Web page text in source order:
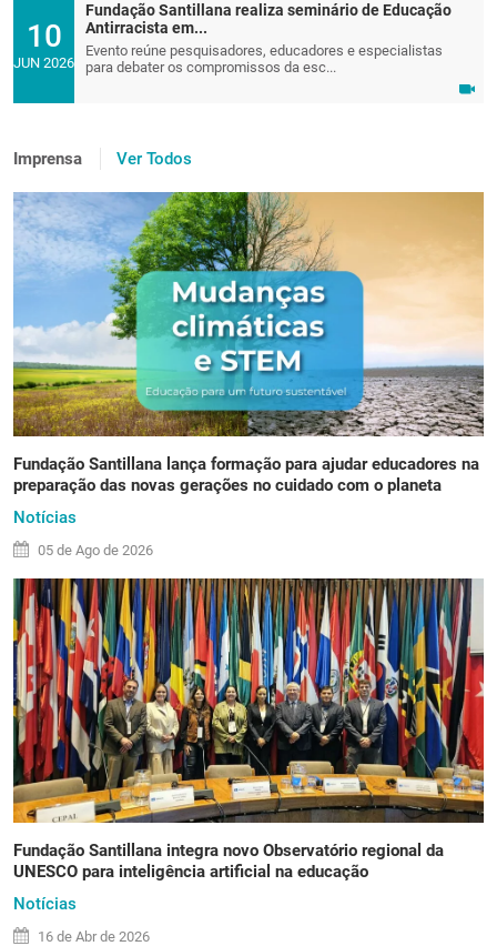
10
JUN 2026
Fundação Santillana realiza seminário de Educação
Antirracista em...
Evento reúne pesquisadores, educadores e especialistas
para debater os compromissos da esc...
Imprensa Ver Todos
Fundação Santillana lança formação para ajudar educadores na
preparação das novas gerações no cuidado com o planeta
Notícias
05 de Ago de 2026
Fundação Santillana integra novo Observatório regional da
UNESCO para inteligência artificial na educação
Notícias
16 de Abr de 2026